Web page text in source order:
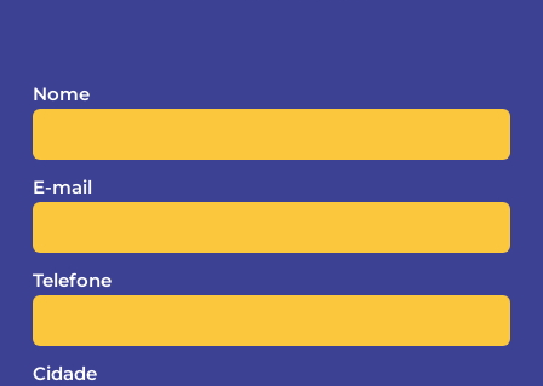
Nome
E-mail
Telefone
Cidade